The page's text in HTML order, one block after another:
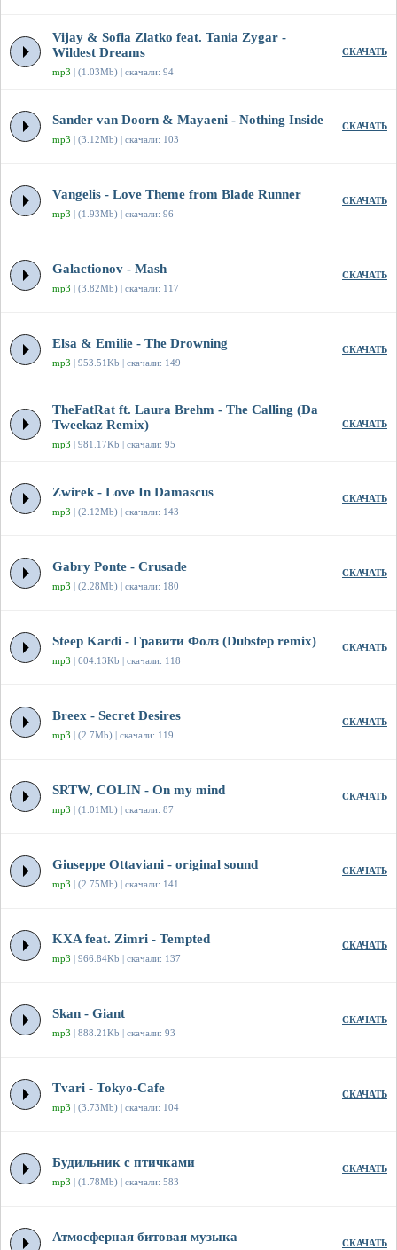
Vijay & Sofia Zlatko feat. Tania Zygar -
Wildest Dreams
mp3 | (1.03Mb) | скачали: 94
СКАЧАТЬ
Sander van Doorn & Mayaeni - Nothing Inside
mp3 | (3.12Mb) | скачали: 103
СКАЧАТЬ
Vangelis - Love Theme from Blade Runner
mp3 | (1.93Mb) | скачали: 96
СКАЧАТЬ
Galactionov - Mash
mp3 | (3.82Mb) | скачали: 117
СКАЧАТЬ
Elsa & Emilie - The Drowning
mp3 | 953.51Kb | скачали: 149
СКАЧАТЬ
TheFatRat ft. Laura Brehm - The Calling (Da
Tweekaz Remix)
mp3 | 981.17Kb | скачали: 95
СКАЧАТЬ
Zwirek - Love In Damascus
mp3 | (2.12Mb) | скачали: 143
СКАЧАТЬ
Gabry Ponte - Crusade
mp3 | (2.28Mb) | скачали: 180
СКАЧАТЬ
Steep Kardi - Гравити Фолз (Dubstep remix)
mp3 | 604.13Kb | скачали: 118
СКАЧАТЬ
Breex - Secret Desires
mp3 | (2.7Mb) | скачали: 119
СКАЧАТЬ
SRTW, COLIN - On my mind
mp3 | (1.01Mb) | скачали: 87
СКАЧАТЬ
Giuseppe Ottaviani - original sound
mp3 | (2.75Mb) | скачали: 141
СКАЧАТЬ
KXA feat. Zimri - Tempted
mp3 | 966.84Kb | скачали: 137
СКАЧАТЬ
Skan - Giant
mp3 | 888.21Kb | скачали: 93
СКАЧАТЬ
Tvari - Tokyo-Cafe
mp3 | (3.73Mb) | скачали: 104
СКАЧАТЬ
Будильник с птичками
mp3 | (1.78Mb) | скачали: 583
СКАЧАТЬ
Атмосферная битовая музыка СКАЧАТЬ